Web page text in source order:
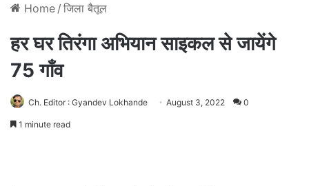
Home / जिला बैतूल
हर घर तिरंगा अभियान साइकल से जायेंगे
75 गाँव
Ch. Editor : Gyandev Lokhande August 3, 2022 0
1 minute read